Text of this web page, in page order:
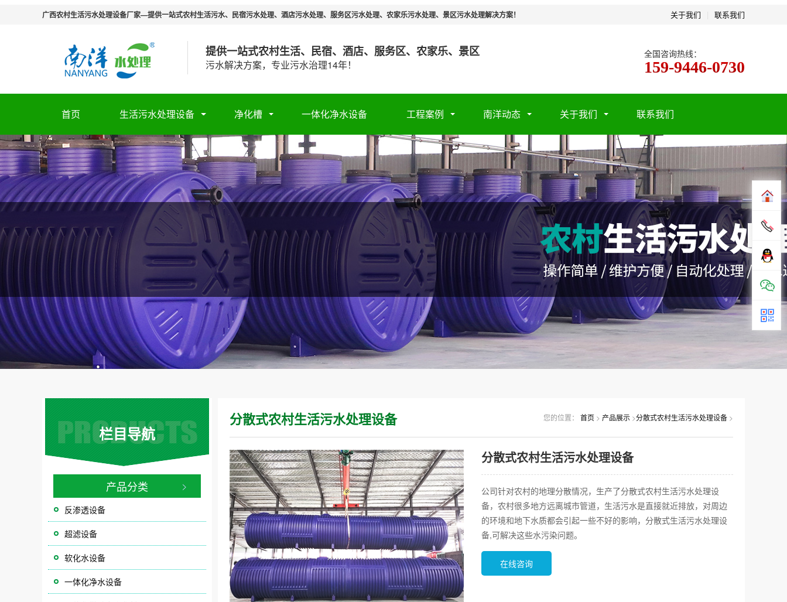
关于我们 联系我们
广西农村生活污水处理设备厂家—提供一站式农村生活污水、民宿污水处理、酒店污水处理、服务区污水处理、农家乐污水处理、景区污水处理解决方案！
提供一站式农村生活、民宿、酒店、服务区、农家乐、景区
污水解决方案，专业污水治理14年！
全国咨询热线：
159-9446-0730
首页 生活污水处理设备 净化槽 一体化净水设备 工程案例 南洋动态 关于我们 联系我们
栏目导航
产品分类
反渗透设备
超滤设备
软化水设备
一体化净水设备
您的位置： 首页 > 产品展示 >分散式农村生活污水处理设备 >
分散式农村生活污水处理设备
分散式农村生活污水处理设备
公司针对农村的地理分散情况，生产了分散式农村生活污水处理设
备，农村很多地方远离城市管道，生活污水是直接就近排放，对周边
的环境和地下水质都会引起一些不好的影响，分散式生活污水处理设
备,可解决这些水污染问题。
在线咨询